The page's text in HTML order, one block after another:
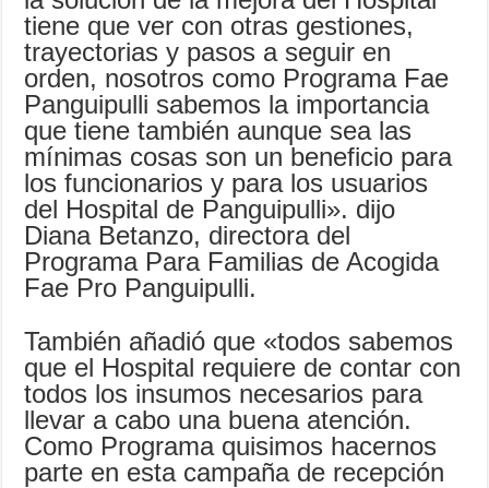
tiene que ver con otras gestiones,
trayectorias y pasos a seguir en
orden, nosotros como Programa Fae
Panguipulli sabemos la importancia
que tiene también aunque sea las
mínimas cosas son un beneficio para
los funcionarios y para los usuarios
del Hospital de Panguipulli». dijo
Diana Betanzo, directora del
Programa Para Familias de Acogida
Fae Pro Panguipulli.
También añadió que «todos sabemos
que el Hospital requiere de contar con
todos los insumos necesarios para
llevar a cabo una buena atención.
Como Programa quisimos hacernos
parte en esta campaña de recepción